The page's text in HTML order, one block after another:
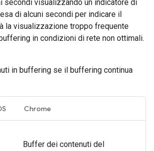
secondi visualizzando un indicatore di
di alcuni secondi per indicare il
la visualizzazione troppo frequente
in condizioni di rete non ottimali.
in buffering se il buffering continua
Chrome
Buffer dei contenuti del